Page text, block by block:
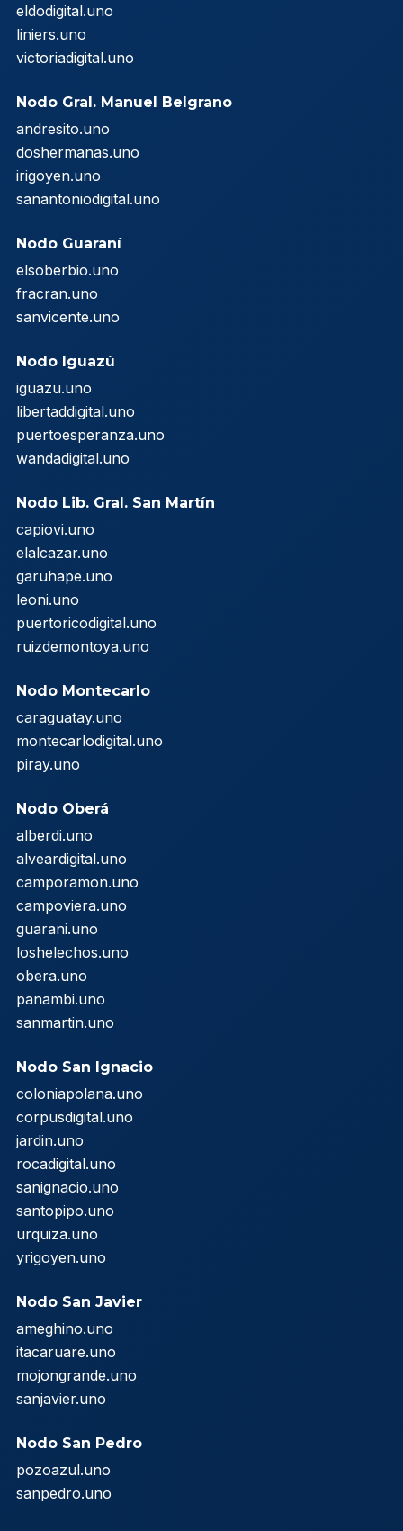
eldodigital.uno
liniers.uno
victoriadigital.uno
Nodo Gral. Manuel Belgrano
andresito.uno
doshermanas.uno
irigoyen.uno
sanantoniodigital.uno
Nodo Guaraní
elsoberbio.uno
fracran.uno
sanvicente.uno
Nodo Iguazú
iguazu.uno
libertaddigital.uno
puertoesperanza.uno
wandadigital.uno
Nodo Lib. Gral. San Martín
capiovi.uno
elalcazar.uno
garuhape.uno
leoni.uno
puertoricodigital.uno
ruizdemontoya.uno
Nodo Montecarlo
caraguatay.uno
montecarlodigital.uno
piray.uno
Nodo Oberá
alberdi.uno
alveardigital.uno
camporamon.uno
campoviera.uno
guarani.uno
loshelechos.uno
obera.uno
panambi.uno
sanmartin.uno
Nodo San Ignacio
coloniapolana.uno
corpusdigital.uno
jardin.uno
rocadigital.uno
sanignacio.uno
santopipo.uno
urquiza.uno
yrigoyen.uno
Nodo San Javier
ameghino.uno
itacaruare.uno
mojongrande.uno
sanjavier.uno
Nodo San Pedro
pozoazul.uno
sanpedro.uno